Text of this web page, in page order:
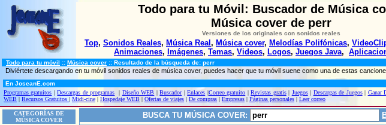
Todo para tu Móvil: Buscador de Música
Música cover de perr
Versiones de los originales con sonidos reales
Top, Sonidos Reales, Música Real , Música cover, Melodías Polifónicas,
Animaciones, Imágenes, Temas, Videos, Logos, Juegos Java,
Todo para tu móvil :: Música cover :: Resultado de la búsqueda de: perr
Diviértete descargando en tu móvil sonidos reales de música cover, puedes hacer que tu móvil suene como una de estas
En JoseanE.com
Programas gratuitos |Descargas de programas | Diseño WEB |Buscador|Enlaces |Correo gratuito |Revistas gratis| Juegos| Descargas de Juegos| Ganar
WEB | Recursos Gratuitos | Midi-cine | Hospedaje WEB | Ofertas de viajes | De compras | Empresas | Páginas personales | Leer correo
CATEGORÍAS DE
MÚSICA COVER
BUSCA TU MÚSICA COVER: